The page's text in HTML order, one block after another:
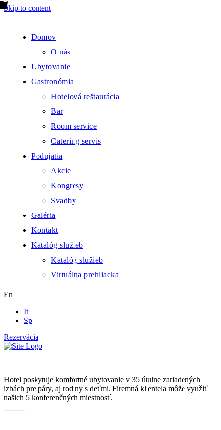
Skip to content
Domov
O nás
Ubytovanie
Gastronómia
Hotelová reštaurácia
Bar
Room service
Catering servis
Podujatia
Akcie
Kongresy
Svadby
Galéria
Kontakt
Katalóg služieb
Katalóg služieb
Virtuálna prehliadka
En
It
Sp
Rezervácia
Hotel poskytuje komfortné ubytovanie v 35 útulne zariadených
izbách pre páry, aj rodiny s deťmi. Firemná klientela môže využiť
našich 5 konferenčných miestností.